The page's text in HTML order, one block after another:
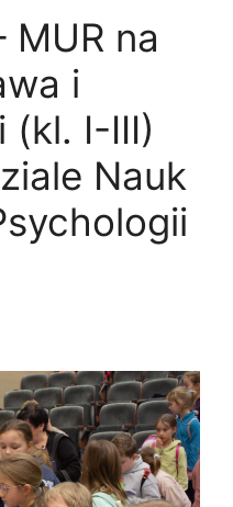
MUR na
i
(kl. I-III)
Nauk